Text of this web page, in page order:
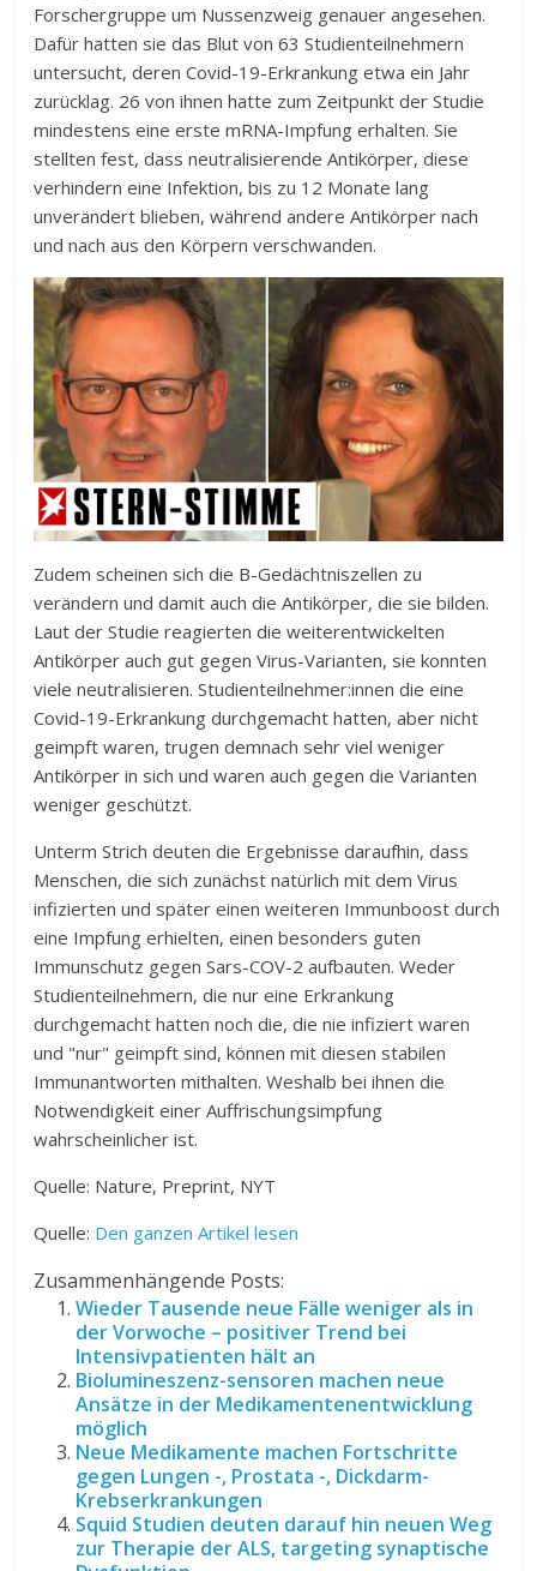
Forschergruppe um Nussenzweig genauer angesehen.
Dafür hatten sie das Blut von 63 Studienteilnehmern
untersucht, deren Covid-19-Erkrankung etwa ein Jahr
zurücklag. 26 von ihnen hatte zum Zeitpunkt der Studie
mindestens eine erste mRNA-Impfung erhalten. Sie
stellten fest, dass neutralisierende Antikörper, diese
verhindern eine Infektion, bis zu 12 Monate lang
unverändert blieben, während andere Antikörper nach
und nach aus den Körpern verschwanden.
Zudem scheinen sich die B-Gedächtniszellen zu
verändern und damit auch die Antikörper, die sie bilden.
Laut der Studie reagierten die weiterentwickelten
Antikörper auch gut gegen Virus-Varianten, sie konnten
viele neutralisieren. Studienteilnehmer:innen die eine
Covid-19-Erkrankung durchgemacht hatten, aber nicht
geimpft waren, trugen demnach sehr viel weniger
Antikörper in sich und waren auch gegen die Varianten
weniger geschützt.
Unterm Strich deuten die Ergebnisse daraufhin, dass
Menschen, die sich zunächst natürlich mit dem Virus
infizierten und später einen weiteren Immunboost durch
eine Impfung erhielten, einen besonders guten
Immunschutz gegen Sars-COV-2 aufbauten. Weder
Studienteilnehmern, die nur eine Erkrankung
durchgemacht hatten noch die, die nie infiziert waren
und "nur" geimpft sind, können mit diesen stabilen
Immunantworten mithalten. Weshalb bei ihnen die
Notwendigkeit einer Auffrischungsimpfung
wahrscheinlicher ist.
Quelle: Nature, Preprint, NYT
Quelle: Den ganzen Artikel lesen
Zusammenhängende Posts:
Wieder Tausende neue Fälle weniger als in
der Vorwoche – positiver Trend bei
Intensivpatienten hält an
Biolumineszenz-sensoren machen neue
Ansätze in der Medikamentenentwicklung
möglich
Neue Medikamente machen Fortschritte
gegen Lungen -, Prostata -, Dickdarm-
Krebserkrankungen
Squid Studien deuten darauf hin neuen Weg
zur Therapie der ALS, targeting synaptische